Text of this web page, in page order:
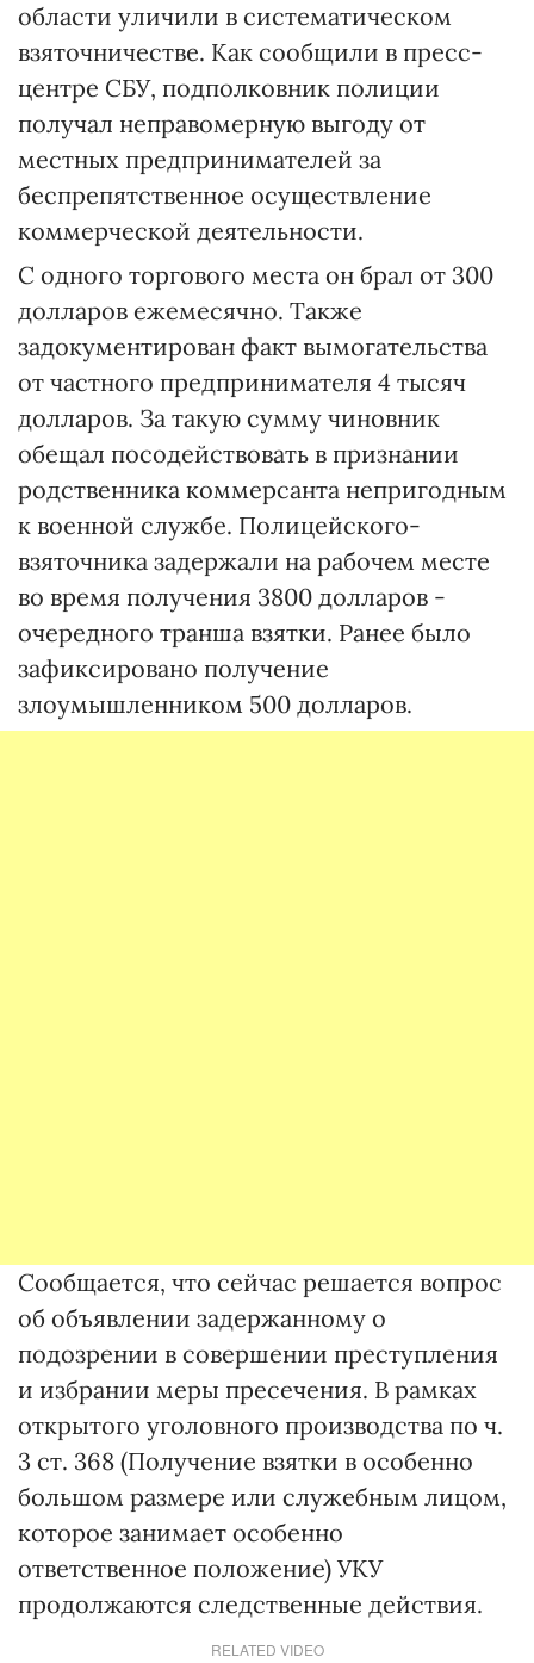
области уличили в систематическом
взяточничестве. Как сообщили в пресс-
центре СБУ, подполковник полиции
получал неправомерную выгоду от
местных предпринимателей за
беспрепятственное осуществление
коммерческой деятельности.
С одного торгового места он брал от 300
долларов ежемесячно. Также
задокументирован факт вымогательства
от частного предпринимателя 4 тысяч
долларов. За такую сумму чиновник
обещал посодействовать в признании
родственника коммерсанта непригодным
к военной службе. Полицейского-
взяточника задержали на рабочем месте
во время получения 3800 долларов -
очередного транша взятки. Ранее было
зафиксировано получение
злоумышленником 500 долларов.
Сообщается, что сейчас решается вопрос
об объявлении задержанному о
подозрении в совершении преступления
и избрании меры пресечения. В рамках
открытого уголовного производства по ч.
3 ст. 368 (Получение взятки в особенно
большом размере или служебным лицом,
которое занимает особенно
ответственное положение) УКУ
продолжаются следственные действия.
RELATED VIDEO